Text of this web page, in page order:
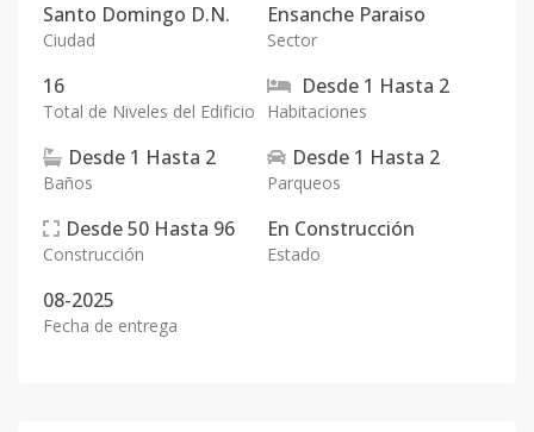
Santo Domingo D.N.
Ciudad
Ensanche Paraiso
Sector
16
Total de Niveles del Edificio
Desde 1 Hasta 2
Habitaciones
Desde 1 Hasta 2
Baños
Desde 1 Hasta 2
Parqueos
Desde50 Hasta 96
Construcción
En Construcción
Estado
08-2025
Fecha de entrega